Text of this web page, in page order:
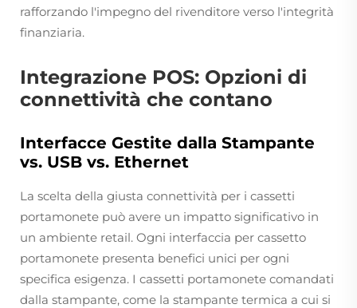
rafforzando l'impegno del rivenditore verso l'integrità
finanziaria.
Integrazione POS: Opzioni di
connettività che contano
Interfacce Gestite dalla Stampante
vs. USB vs. Ethernet
La scelta della giusta connettività per i cassetti
portamonete può avere un impatto significativo in
un ambiente retail. Ogni interfaccia per cassetto
portamonete presenta benefici unici per ogni
specifica esigenza. I cassetti portamonete comandati
dalla stampante, come la stampante termica a cui si